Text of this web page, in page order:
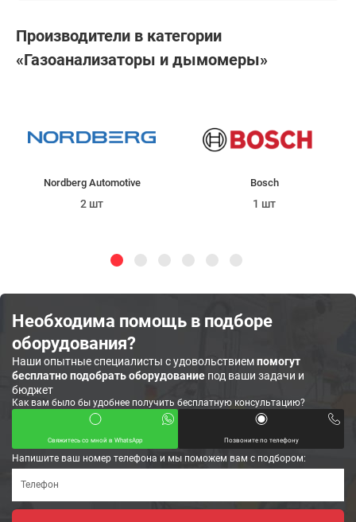
Производители в категории
«Газоанализаторы и дымомеры»
Nordberg Automotive
2 шт
Bosch
1 шт
Необходима помощь в подборе
оборудования?
Наши опытные специалисты с удовольствиемпомогут
бесплатно подобрать оборудование под ваши задачи и
бюджет
Как вам было бы удобнее получить бесплатную консультацию?
Свяжитесь со мной в WhatsApp Позвоните по телефону
Напишите ваш номер телефона и мы поможем вам с подбором: